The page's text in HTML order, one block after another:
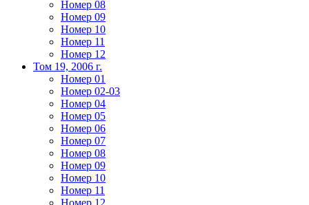
Номер 08
Номер 09
Номер 10
Номер 11
Номер 12
Том 19, 2006 г.
Номер 01
Номер 02-03
Номер 04
Номер 05
Номер 06
Номер 07
Номер 08
Номер 09
Номер 10
Номер 11
Номер 12